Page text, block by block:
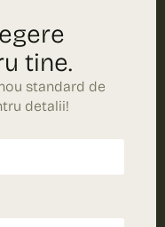
tine.
standard de
detalii!